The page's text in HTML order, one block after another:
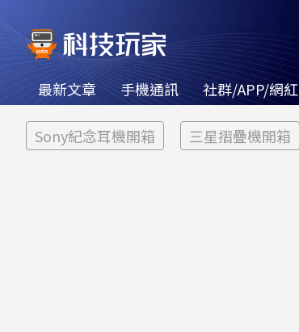
最新文章 手機通訊 社群/APP/網紅
Sony紀念耳機開箱 三星摺疊機開箱